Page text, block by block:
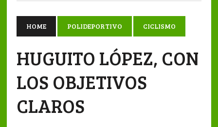
HOME POLIDEPORTIVO CICLISMO
HUGUITO LÓPEZ, CON
LOS OBJETIVOS
CLAROS